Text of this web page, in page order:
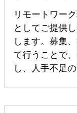
リモートワー
としてご提供
します。募集
て行うことで
し、人手不足